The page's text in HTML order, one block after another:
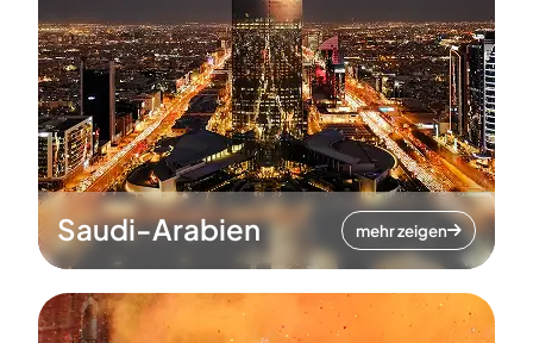
Saudi-Arabien mehr zeigen